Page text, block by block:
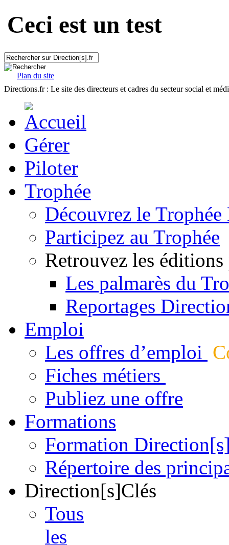
Ceci est un test
Plan du site
Directions.fr : Le site des directeurs et cadres du secteur social et
Gérer
Piloter
Trophée
Découvrez le
Participez au Trophée
Retrouvez les éditions
Les palmarès du
Reportages
Emploi
Les offres d’emploi
Fiches métiers
Publiez une offre
Formations
Formation
Répertoire des
Direction[s]Clés
Tous
les